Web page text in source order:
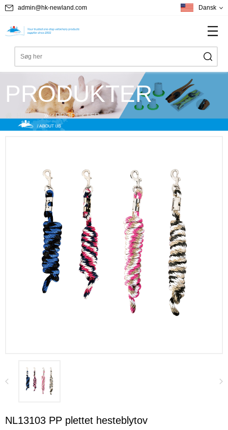
admin@hk-newland.com Dansk
PRODUKTER
Home PRODUKTER
NL13103 PP plettet hesteblytov